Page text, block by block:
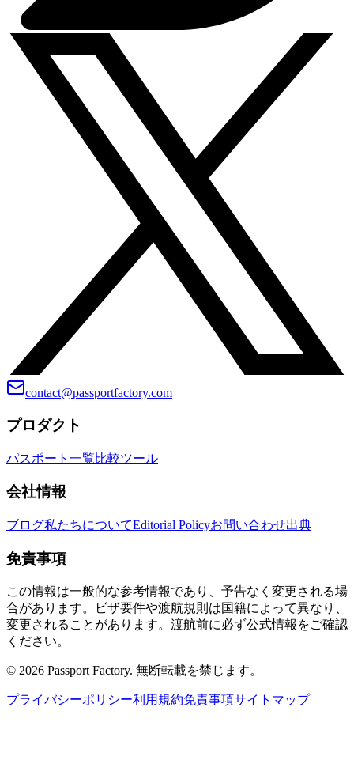
contact@passportfactory.com
プロダクト
パスポート一覧比較ツール
会社情報
ブログ私たちについてEditorial Policyお問い合わせ出典
免責事項
この情報は一般的な参考情報であり、予告なく変更される場
合があります。ビザ要件や渡航規則は国籍によって異なり、
変更されることがあります。渡航前に必ず公式情報をご確認
ください。
© 2026 Passport Factory. 無断転載を禁じます。
プライバシーポリシー利用規約免責事項サイトマップ